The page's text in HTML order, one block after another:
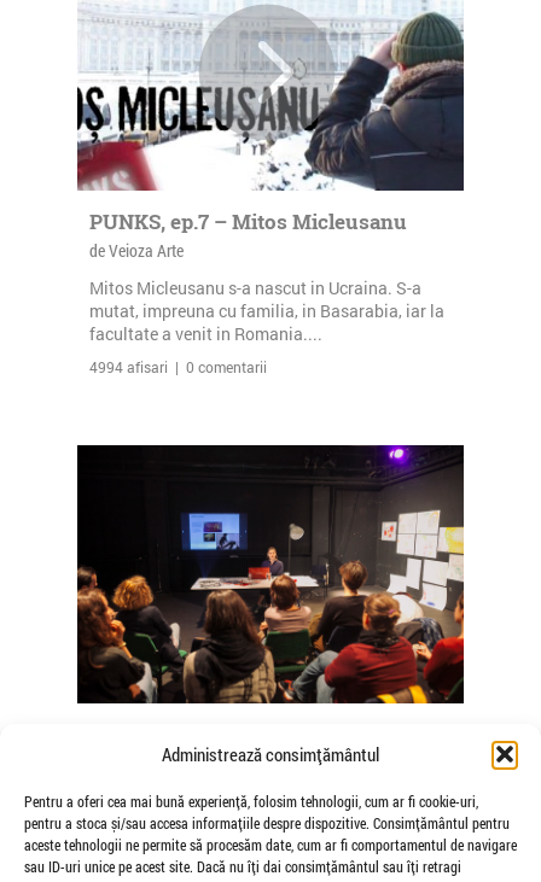
Administrează consimțământul
Pentru a oferi cea mai bună experiență, folosim tehnologii, cum ar fi cookie-uri,
pentru a stoca și/sau accesa informațiile despre dispozitive. Consimțământul pentru
aceste tehnologii ne permite să procesăm date, cum ar fi comportamentul de navigare
sau ID-uri unice pe acest site. Dacă nu îți dai consimțământul sau îți retragi
PUNKS, ep.7 – Mitos Micleusanu
de Veioza Arte
Mitos Micleusanu s-a nascut in Ucraina. S-a
mutat, impreuna cu familia, in Basarabia, iar la
facultate a venit in Romania....
4994 afisari | 0 comentarii
Somatice susținute de coregrafele
Mădălina Dan și Valentina De Piante
Niculae
de Veioza Arte